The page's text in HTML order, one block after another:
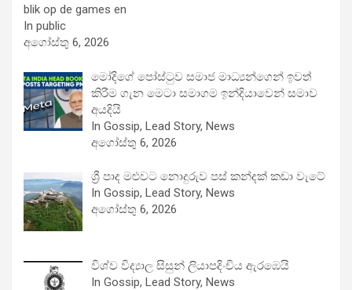
blik op de games en
In public
අගෝස්තු 6, 2026
මෝදිගේ පෝස්ටුව සමාජ මාධ්‍යන්ගෙන් ඉවත්
කිරීම ගැන මෙටා සමාගම ඉන්දියාවෙන් සමාව
අයදියි
In Gossip, Lead Story, News
අගෝස්තු 6, 2026
ශ්‍රී පාද මළුවට නොදුරුව පස් කන්දක් කඩා වැටේ
In Gossip, Lead Story, News
අගෝස්තු 6, 2026
විශ්ව විද්‍යාල සිසුන් ලියාපදිංචිය ඇරඹෙයි
In Gossip, Lead Story, News